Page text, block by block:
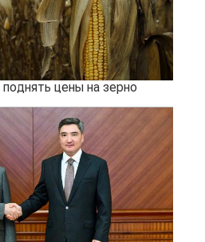
цены на зерно